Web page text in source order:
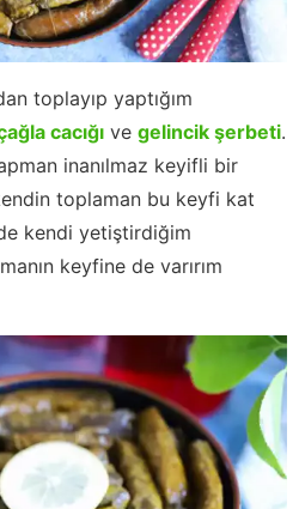
toplayıp yaptığım
cacığı ve gelincik şerbeti.
inanılmaz keyifli bir
toplaman bu keyfi kat
kendi yetiştirdiğim
keyfine de varırım